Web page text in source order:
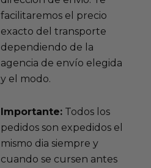
facilitaremos el precio
exacto del transporte
dependiendo de la
agencia de envío elegida
y el modo.
Importante:Todos los
pedidos son expedidos el
mismo dia siempre y
cuando se cursen antes